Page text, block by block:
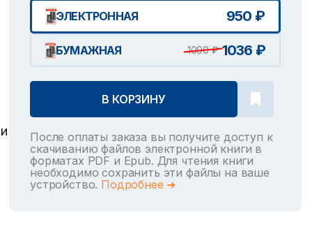
ЭЛЕКТРОННАЯ 950 ₽
БУМАЖНАЯ 1090 ₽ 1036 ₽
В КОРЗИНУ
После оплаты заказа вы получите доступ к
скачиванию файлов электронной книги в
форматах PDF и Epub. Для чтения книги
необходимо сохранить эти файлы на ваше
устройство. Подробнее ➜